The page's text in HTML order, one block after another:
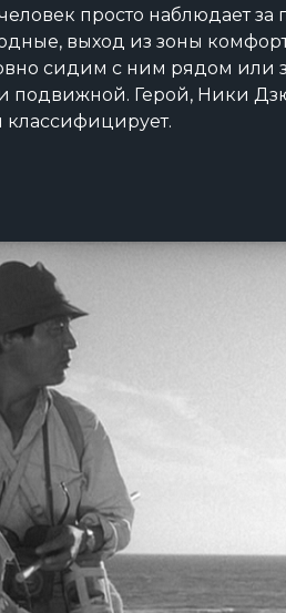
просто наблюдает
выход из зоны
сидим с ним рядом или
подвижной. Герой, Ники